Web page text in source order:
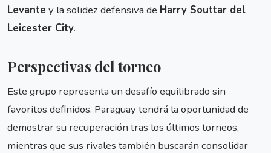
Levante y la solidez defensiva de Harry Souttar del
Leicester City.
Perspectivas del torneo
Este grupo representa un desafío equilibrado sin
favoritos definidos. Paraguay tendrá la oportunidad de
demostrar su recuperación tras los últimos torneos,
mientras que sus rivales también buscarán consolidar